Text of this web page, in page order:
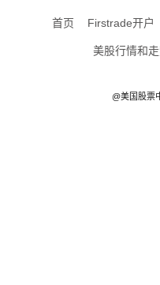
首页 Firstrade开户
美股行情和
@美国股票